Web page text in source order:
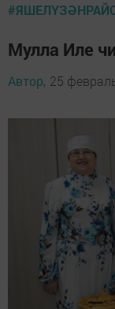
Мулла Иле
Автор, 25